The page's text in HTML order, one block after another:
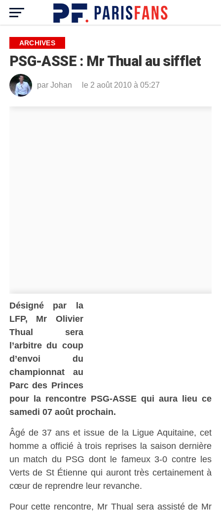
ARCHIVES
PSG-ASSE : Mr Thual au sifflet
par Johan le 2 août 2010 à 05:27
Désigné par la
LFP, Mr Olivier
Thual sera
l’arbitre du coup
d’envoi du
championnat au
Parc des Princes
pour la rencontre PSG-ASSE qui aura lieu ce
samedi 07 août prochain.
Âgé de 37 ans et issue de la Ligue Aquitaine, cet
homme a officié à trois reprises la saison dernière
un match du PSG dont le fameux 3-0 contre les
Verts de St Étienne qui auront très certainement à
cœur de reprendre leur revanche.
Pour cette rencontre, Mr Thual sera assisté de Mr